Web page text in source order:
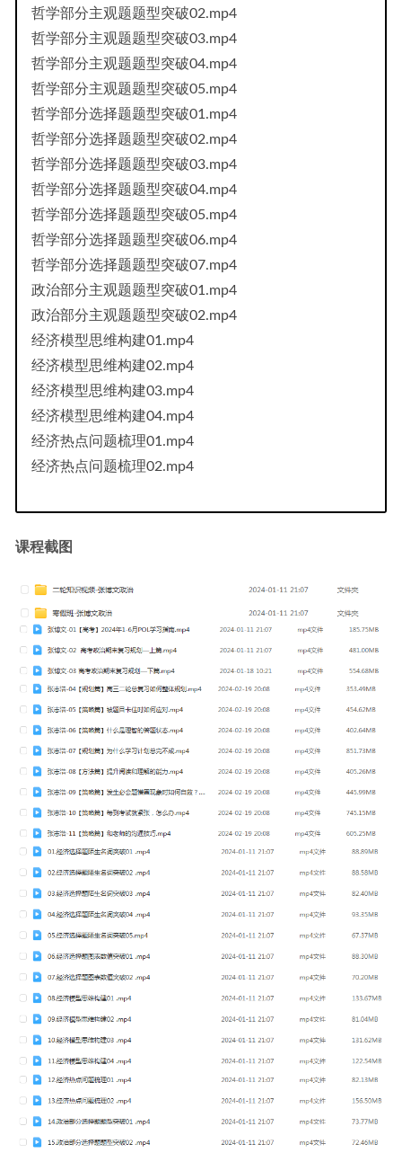
哲学部分主观题题型突破02.mp4
哲学部分主观题题型突破03.mp4
哲学部分主观题题型突破04.mp4
哲学部分主观题题型突破05.mp4
哲学部分选择题题型突破01.mp4
哲学部分选择题题型突破02.mp4
哲学部分选择题题型突破03.mp4
哲学部分选择题题型突破04.mp4
哲学部分选择题题型突破05.mp4
哲学部分选择题题型突破06.mp4
哲学部分选择题题型突破07.mp4
政治部分主观题题型突破01.mp4
政治部分主观题题型突破02.mp4
经济模型思维构建01.mp4
经济模型思维构建02.mp4
经济模型思维构建03.mp4
经济模型思维构建04.mp4
经济热点问题梳理01.mp4
经济热点问题梳理02.mp4
课程截图